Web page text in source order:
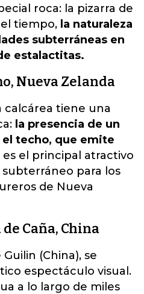
roca: la pizarra de
tiempo, la naturaleza
subterráneas en
estalactitas.
Nueva Zelanda
calcárea tiene una
la presencia de un
techo, que emite
es el principal atractivo
para los
de Nueva
Caña, China
(China), se
espectáculo visual.
a lo largo de miles